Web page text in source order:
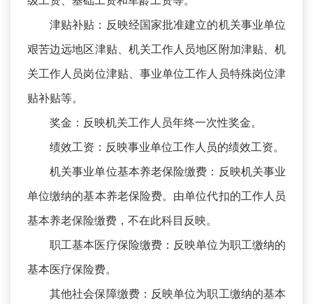
津贴补贴：反映经国家批准建立的机关事业单位
艰苦边远地区津贴、机关工作人员地区附加津贴、机
关工作人员岗位津贴、事业单位工作人员特殊岗位津
贴补贴等。
奖金：反映机关工作人员年终一次性奖金。
绩效工资：反映事业单位工作人员的绩效工资。
机关事业单位基本养老保险缴费：反映机关事业
单位缴纳的基本养老保险费。由单位代扣的工作人员
基本养老保险缴费，不在此科目反映。
职工基本医疗保险缴费：反映单位为职工缴纳的
基本医疗保险费。
其他社会保障缴费：反映单位为职工缴纳的基本